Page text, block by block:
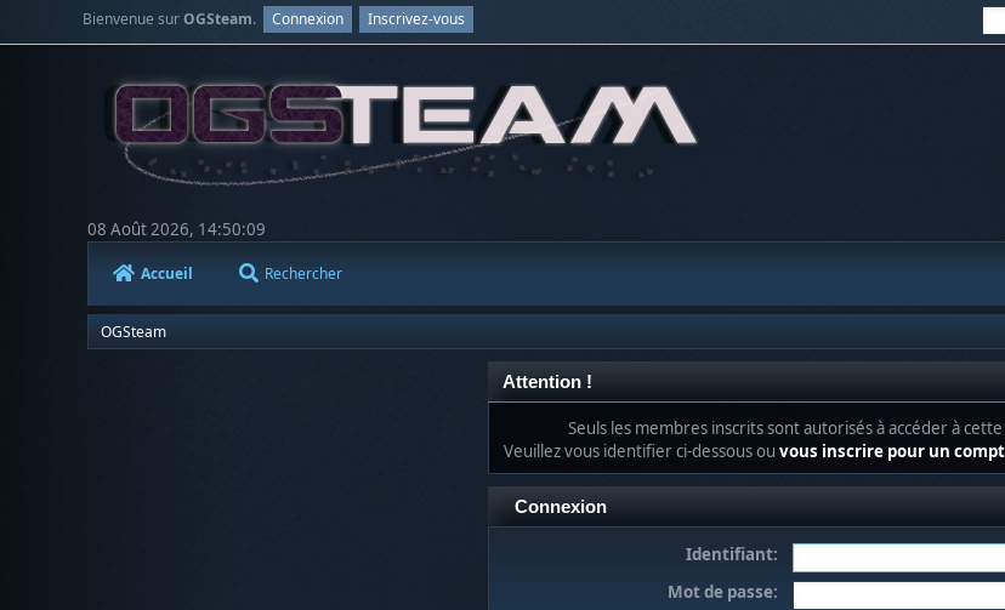
Bienvenue surOGSteam. Connexion Inscrivez-vous
08 Août 2026, 14:50:09
Accueil Rechercher
OGSteam
Attention !
Seuls les membres inscrits sont autorisés à accéder à
Veuillez vous identifier ci-dessous ou vous inscrire pour un
Connexion
Identifiant:
Mot de passe: